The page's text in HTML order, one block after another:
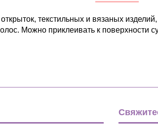
текстильных и вязаных
Можно приклеивать к поверхности